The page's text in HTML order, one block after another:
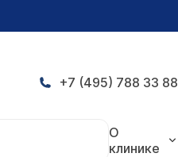
+7 (495) 788 33 88
О
клинике